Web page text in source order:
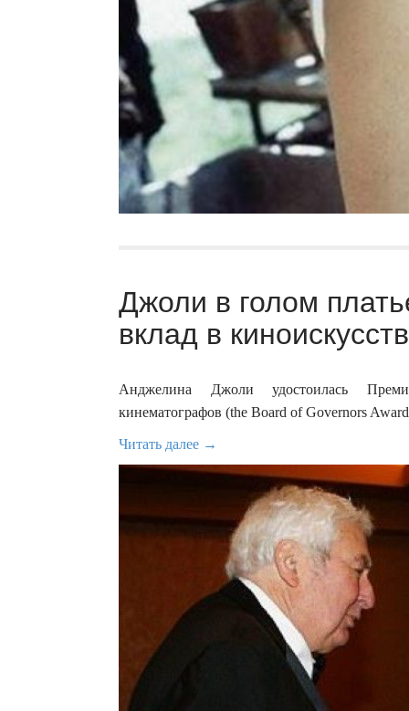
Джоли в голом
вклад в
Анджелина Джоли удостоилась
кинематографов (the Board of Governors
Читать далее →